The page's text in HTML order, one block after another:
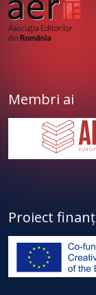
Membri ai
Proiect